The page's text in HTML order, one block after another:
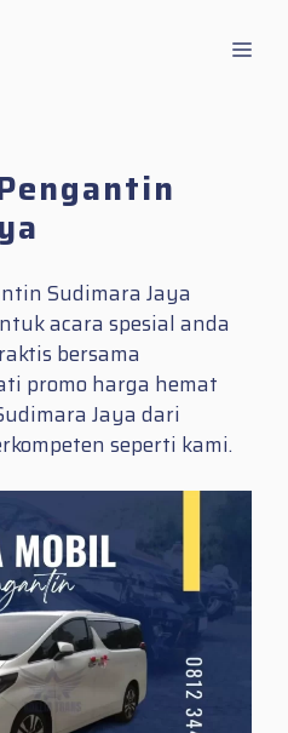
Sudimara Jaya
acara spesial anda
bersama
promo harga hemat
Jaya dari
seperti kami.